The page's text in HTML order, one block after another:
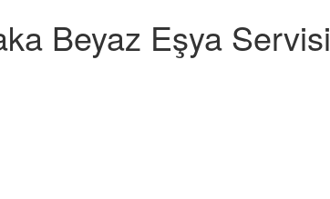
Beyaz Eşya Servisi